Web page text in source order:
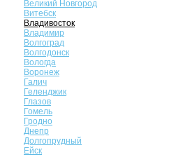
Великий Новгород
Витебск
Владивосток
Владимир
Волгоград
Волгодонск
Вологда
Воронеж
Галич
Геленджик
Глазов
Гомель
Гродно
Днепр
Долгопрудный
Ейск